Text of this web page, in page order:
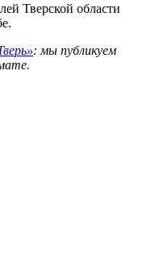
Тверской области
: мы публикуем